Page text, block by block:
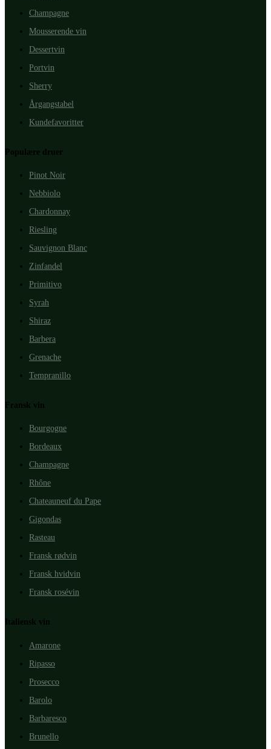
Champagne
Mousserende vin
Dessertvin
Portvin
Sherry
Årgangstabel
Kundefavoritter
Populære druer
Pinot Noir
Nebbiolo
Chardonnay
Riesling
Sauvignon Blanc
Zinfandel
Primitivo
Syrah
Shiraz
Barbera
Grenache
Tempranillo
Fransk vin
Bourgogne
Bordeaux
Champagne
Rhône
Chateauneuf du Pape
Gigondas
Rasteau
Fransk rødvin
Fransk hvidvin
Fransk rosévin
Italiensk vin
Amarone
Ripasso
Prosecco
Barolo
Barbaresco
Brunello